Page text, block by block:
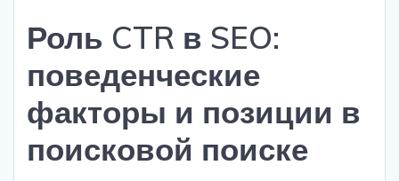
Роль CTR в SEO:
поведенческие
факторы и позиции в
поисковой поиске